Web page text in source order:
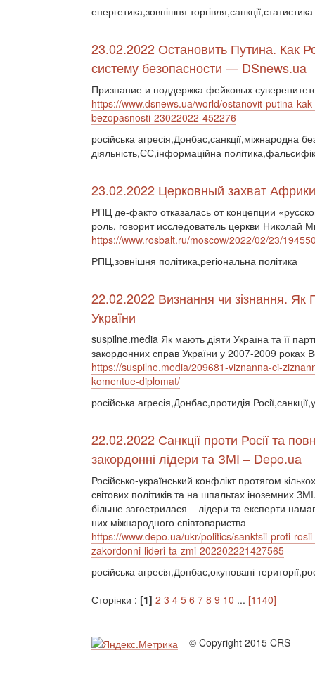
енергетика,зовнішня торгівля,санкції,статистика
23.02.2022 Остановить Путина. Как
систему безопасности — DSnews.ua
Признание и поддержка фейковых
https://www.dsnews.ua/world/ostanovit-putina-
bezopasnosti-23022022-452276
російська агресія,Донбас,санкції,міжнародна
діяльність,ЄС,інформаційна
23.02.2022 Церковный захват
РПЦ де-факто отказалась от концепции
роль, говорит исследователь церкви Николай
https://www.rosbalt.ru/moscow/2022/02/23/
РПЦ,зовнішня політика,регіональна політика
22.02.2022 Визнання чи зізнання. Як
України
suspilne.media Як мають діяти Україна та її
закордонних справ України у 2007-2009 роках
https://suspilne.media/209681-viznanna-ci-
komentue-diplomat/
російська агресія,Донбас,протидія
22.02.2022 Санкції проти Росії та
закордонні лідери та ЗМІ – Depo.ua
Російсько-український конфлікт протягом
світових політиків та на шпальтах іноземних
більше загострилася – лідери та експерти
них міжнародного співтовариства
https://www.depo.ua/ukr/politics/sanktsii-proti-
zakordonni-lideri-ta-zmi-202202221427565
російська агресія,Донбас,окуповані
Сторінки : [1] 2 3 4 5 6 7 8 9 10 ... [1140]
© Copyright 2015 CRS